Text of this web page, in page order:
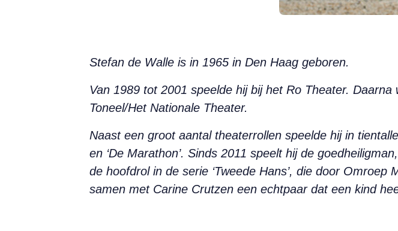
Stefan de Walle is in 1965 in Den Haag geboren.
Van 1989 tot 2001 speelde hij bij het Ro Theater.
Toneel/Het Nationale Theater.
Naast een groot aantal theaterrollen speelde hij in
en ‘De Marathon’. Sinds 2011 speelt hij de
de hoofdrol in de serie ‘Tweede Hans’, die door Omroep
samen met Carine Crutzen een echtpaar dat een kind